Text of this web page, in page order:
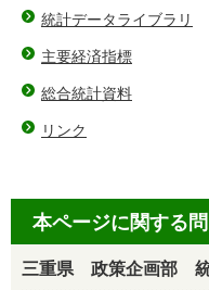
統計データライブラリ
主要経済指標
総合統計資料
リンク
本ページに関する
三重県 政策企画部